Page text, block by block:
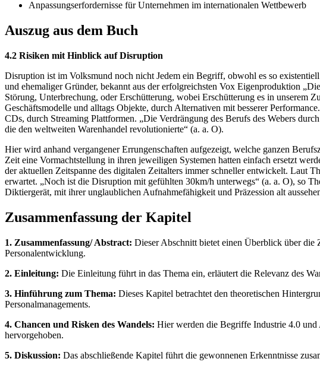
Anpassungserfordernisse für Unternehmen im internationalen Wettbewerb
Auszug aus dem Buch
4.2 Risiken mit Hinblick auf Disruption
Disruption ist im Volksmund noch nicht Jedem ein Begriff, obwohl es so
und ehemaliger Gründer, bekannt aus der erfolgreichsten Vox Eigenproduktion
Störung, Unterbrechung, oder Erschütterung, wobei Erschütterung es in unserem
Geschäftsmodelle und alltags Objekte, durch Alternativen mit besserer
CDs, durch Streaming Plattformen. „Die Verdrängung des Berufs des Webers
die den weltweiten Warenhandel revolutionierte“ (a. a. O).
Hier wird anhand vergangener Errungenschaften aufgezeigt, welche ganzen
Zeit eine Vormachtstellung in ihren jeweiligen Systemen hatten einfach ersetzt
der aktuellen Zeitspanne des digitalen Zeitalters immer schneller entwickelt. Laut
erwartet. „Noch ist die Disruption mit gefühlten 30km/h unterwegs“ (a. a. O), so
Diktiergerät, mit ihrer unglaublichen Aufnahmefähigkeit und Präzession alt
Zusammenfassung der Kapitel
1. Zusammenfassung/ Abstract: Dieser Abschnitt bietet einen Überblick über die
Personalentwicklung.
2. Einleitung: Die Einleitung führt in das Thema ein, erläutert die Relevanz des
3. Hinführung zum Thema: Dieses Kapitel betrachtet den theoretischen
Personalmanagements.
4. Chancen und Risken des Wandels: Hier werden die Begriffe Industrie 4.0 und
hervorgehoben.
5. Diskussion: Das abschließende Kapitel führt die gewonnenen Erkenntnisse